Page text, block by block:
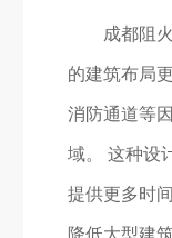
成都阻
的建筑布局
消防通道等
域。 这种设
提供更多时